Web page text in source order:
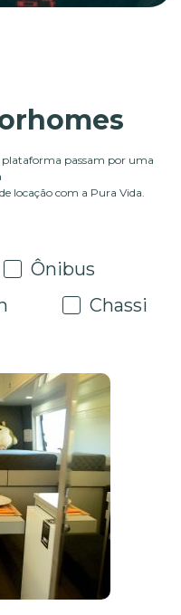
plataforma passam por uma
locação com a Pura Vida.
Ônibus
Chassi